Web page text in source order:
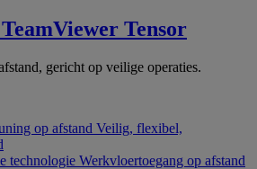
TeamViewer Tensor
gericht op veilige operaties.
op afstand Veilig, flexibel,
technologie Werkvloertoegang op afstand